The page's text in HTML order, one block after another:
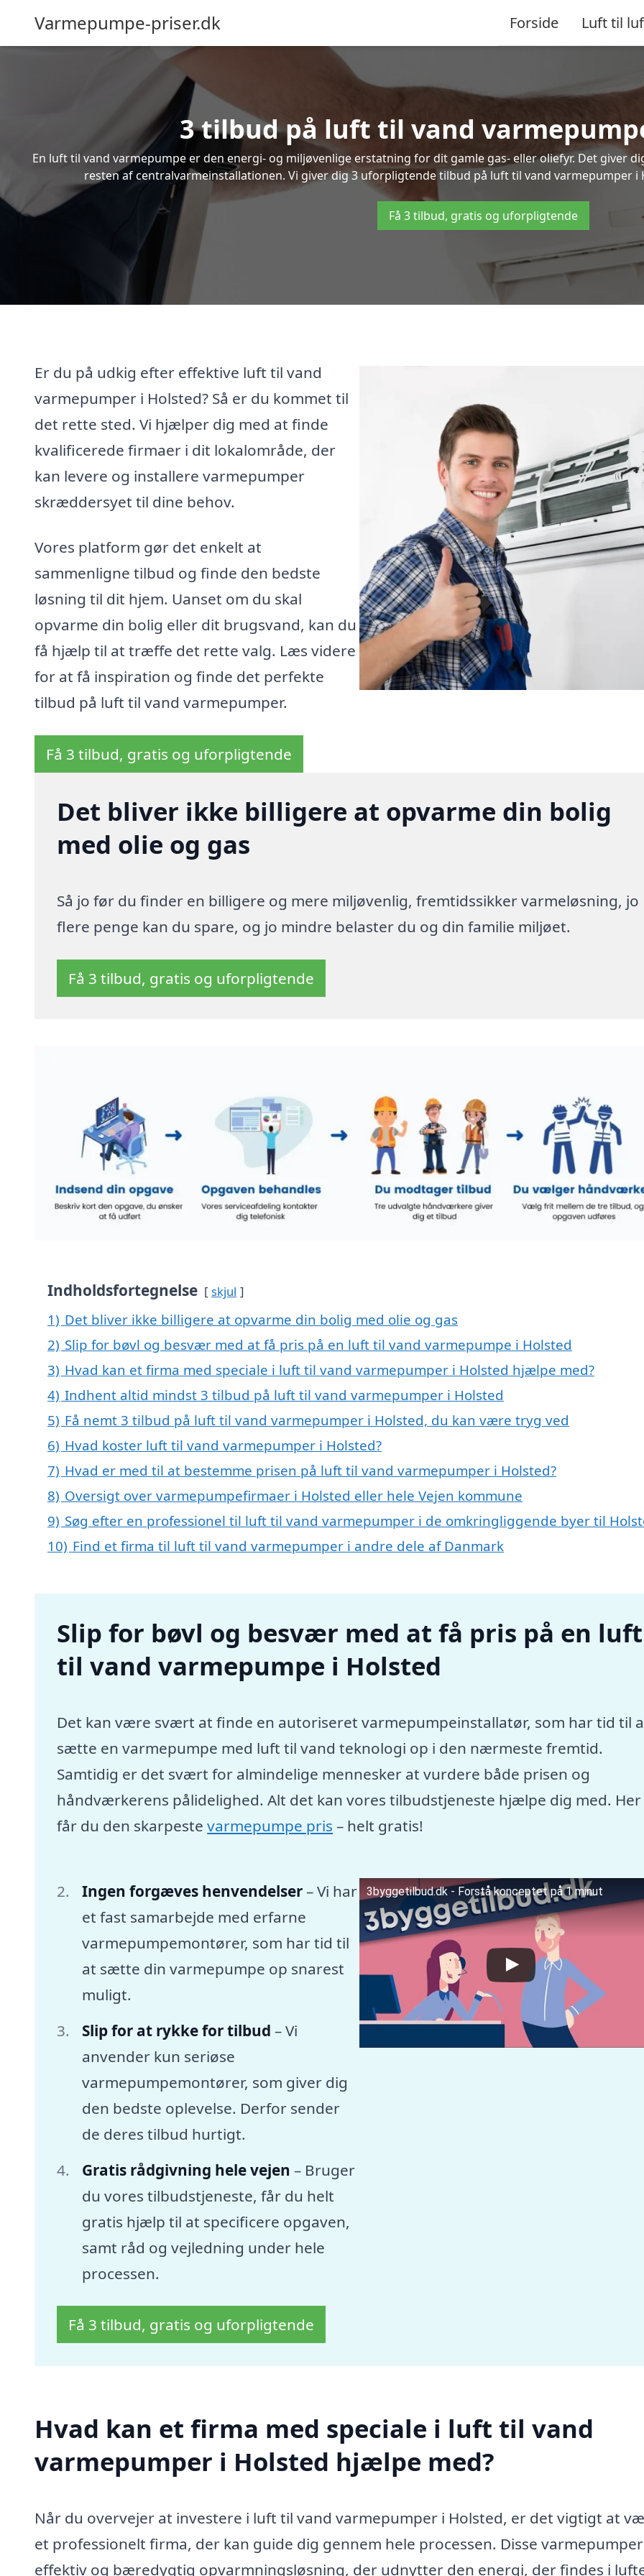
Varmepumpe-priser.dk Forside Luft til
3 tilbud på luft til vand
En luft til vand varmepumpe er den energi- og miljøvenlige erstatning for dit gamle gas- eller oliefyr. Det giver
resten af centralvarmeinstallationen. Vi giver dig 3 uforpligtende tilbud på luft til vand varmepumper
Få 3 tilbud, gratis og uforpligtende
Er du på udkig efter effektive luft til vand
varmepumper i Holsted? Så er du kommet til
det rette sted. Vi hjælper dig med at finde
kvalificerede firmaer i dit lokalområde, der
kan levere og installere varmepumper
skræddersyet til dine behov.
Vores platform gør det enkelt at
sammenligne tilbud og finde den bedste
løsning til dit hjem. Uanset om du skal
opvarme din bolig eller dit brugsvand, kan du
få hjælp til at træffe det rette valg. Læs videre
for at få inspiration og finde det perfekte
tilbud på luft til vand varmepumper.
Få 3 tilbud, gratis og uforpligtende
Det bliver ikke billigere at opvarme din bolig
med olie og gas
Så jo før du finder en billigere og mere miljøvenlig, fremtidssikker varmeløsning, jo
flere penge kan du spare, og jo mindre belaster du og din familie miljøet.
Få 3 tilbud, gratis og uforpligtende
Indholdsfortegnelse skjul
1) Det bliver ikke billigere at opvarme din bolig med olie og gas
2) Slip for bøvl og besvær med at få pris på en luft til vand varmepumpe i Holsted
3) Hvad kan et firma med speciale i luft til vand varmepumper i Holsted hjælpe med?
4) Indhent altid mindst 3 tilbud på luft til vand varmepumper i Holsted
5) Få nemt 3 tilbud på luft til vand varmepumper i Holsted, du kan være tryg ved
6) Hvad koster luft til vand varmepumper i Holsted?
7) Hvad er med til at bestemme prisen på luft til vand varmepumper i Holsted?
8) Oversigt over varmepumpefirmaer i Holsted eller hele Vejen kommune
9) Søg efter en professionel til luft til vand varmepumper i de omkringliggende byer til
10) Find et firma til luft til vand varmepumper i andre dele af Danmark
Slip for bøvl og besvær med at få pris på en luft
til vand varmepumpe i Holsted
Det kan være svært at finde en autoriseret varmepumpeinstallatør, som har tid til
sætte en varmepumpe med luft til vand teknologi op i den nærmeste fremtid.
Samtidig er det svært for almindelige mennesker at vurdere både prisen og
håndværkerens pålidelighed. Alt det kan vores tilbudstjeneste hjælpe dig med. Her
får du den skarpestevarmepumpe pris – helt gratis!
Ingen forgæves henvendelser– Vi har
et fast samarbejde med erfarne
varmepumpemontører, som har tid til
at sætte din varmepumpe op snarest
muligt.
Slip for at rykke for tilbud – Vi
anvender kun seriøse
varmepumpemontører, som giver dig
den bedste oplevelse. Derfor sender
de deres tilbud hurtigt.
Gratis rådgivning hele vejen – Bruger
du vores tilbudstjeneste, får du helt
gratis hjælp til at specificere opgaven,
samt råd og vejledning under hele
processen.
3byggetilbud.dk - Forstå konceptet på 1 minut
Få 3 tilbud, gratis og uforpligtende
Hvad kan et firma med speciale i luft til vand
varmepumper i Holsted hjælpe med?
Når du overvejer at investere i luft til vand varmepumper i Holsted, er det vigtigt at
et professionelt firma, der kan guide dig gennem hele processen. Disse
effektiv og bæredygtig opvarmningsløsning, der udnytter den energi, der findes i